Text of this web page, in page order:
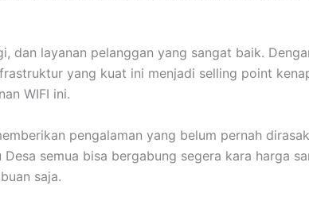
dan layanan pelanggan yang sangat baik.
yang kuat ini menjadi selling point
WIFI ini.
pengalaman yang belum pernah
Desa semua bisa bergabung segera kara harga
saja.